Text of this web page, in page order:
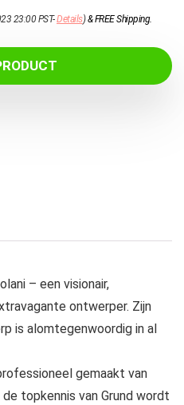
23:00 PST-Details)&FREE Shipping.
– een visionair,
ontwerper. Zijn
is alomtegenwoordig in al
gemaakt van
topkennis van Grund wordt